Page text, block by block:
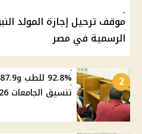
الرسمية في مصر
2
تنسيق الجامعات 2026 وأماكن المرحلة الثانية